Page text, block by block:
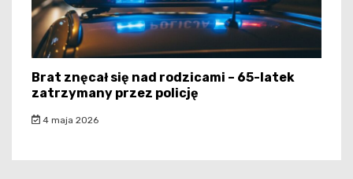
Brat znęcał się nad rodzicami – 65-latek
zatrzymany przez policję
4 maja 2026